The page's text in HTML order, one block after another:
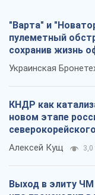
"Варта" и
пулеметный
сохранив жизнь
Украинская
КНДР как
новом этапе
Алексей Кущ 3,0
Выход в элиту